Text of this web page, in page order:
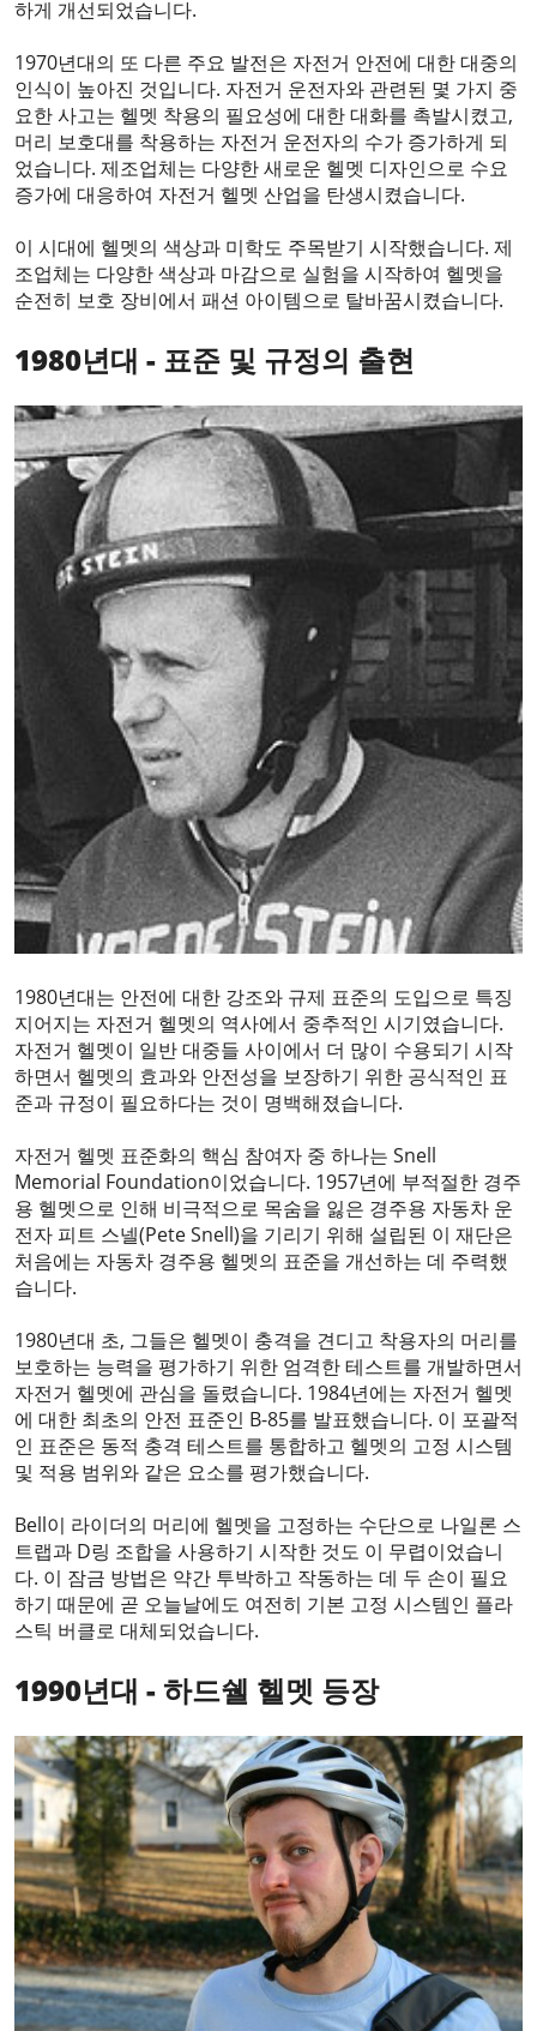
하게 개선되었습니다.
1970년대의 또 다른 주요 발전은 자전거 안전에 대한 대중의
인식이 높아진 것입니다. 자전거 운전자와 관련된 몇 가지 중
요한 사고는 헬멧 착용의 필요성에 대한 대화를 촉발시켰고,
머리 보호대를 착용하는 자전거 운전자의 수가 증가하게 되
었습니다. 제조업체는 다양한 새로운 헬멧 디자인으로 수요
증가에 대응하여 자전거 헬멧 산업을 탄생시켰습니다.
이 시대에 헬멧의 색상과 미학도 주목받기 시작했습니다. 제
조업체는 다양한 색상과 마감으로 실험을 시작하여 헬멧을
순전히 보호 장비에서 패션 아이템으로 탈바꿈시켰습니다.
1980년대 - 표준 및 규정의 출현
1980년대는 안전에 대한 강조와 규제 표준의 도입으로 특징
지어지는 자전거 헬멧의 역사에서 중추적인 시기였습니다.
자전거 헬멧이 일반 대중들 사이에서 더 많이 수용되기 시작
하면서 헬멧의 효과와 안전성을 보장하기 위한 공식적인 표
준과 규정이 필요하다는 것이 명백해졌습니다.
자전거 헬멧 표준화의 핵심 참여자 중 하나는 Snell
Memorial Foundation이었습니다. 1957년에 부적절한 경주
용 헬멧으로 인해 비극적으로 목숨을 잃은 경주용 자동차 운
전자 피트 스넬(Pete Snell)을 기리기 위해 설립된 이 재단은
처음에는 자동차 경주용 헬멧의 표준을 개선하는 데 주력했
습니다.
1980년대 초, 그들은 헬멧이 충격을 견디고 착용자의 머리를
보호하는 능력을 평가하기 위한 엄격한 테스트를 개발하면서
자전거 헬멧에 관심을 돌렸습니다. 1984년에는 자전거 헬멧
에 대한 최초의 안전 표준인 B-85를 발표했습니다. 이 포괄적
인 표준은 동적 충격 테스트를 통합하고 헬멧의 고정 시스템
및 적용 범위와 같은 요소를 평가했습니다.
Bell이 라이더의 머리에 헬멧을 고정하는 수단으로 나일론 스
트랩과 D링 조합을 사용하기 시작한 것도 이 무렵이었습니
다. 이 잠금 방법은 약간 투박하고 작동하는 데 두 손이 필요
하기 때문에 곧 오늘날에도 여전히 기본 고정 시스템인 플라
스틱 버클로 대체되었습니다.
1990년대 - 하드쉘 헬멧 등장